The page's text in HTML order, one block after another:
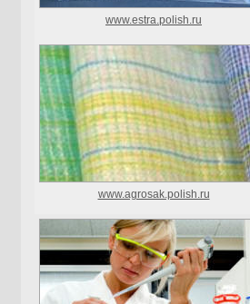
www.estra.polish.ru
www.agrosak.polish.ru